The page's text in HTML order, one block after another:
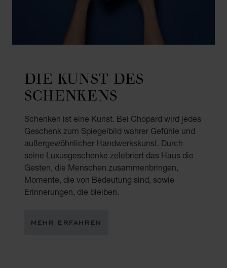
DIE KUNST DES
SCHENKENS
Schenken ist eine Kunst. Bei Chopard wird jedes
Geschenk zum Spiegelbild wahrer Gefühle und
außergewöhnlicher Handwerkskunst. Durch
seine Luxusgeschenke zelebriert das Haus die
Gesten, die Menschen zusammenbringen,
Momente, die von Bedeutung sind, sowie
Erinnerungen, die bleiben.
MEHR ERFAHREN